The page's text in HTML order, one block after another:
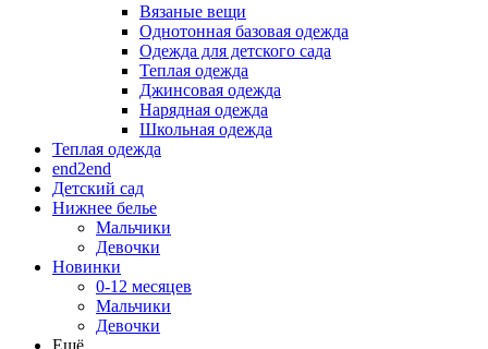
Вязаные вещи
Однотонная базовая одежда
Одежда для детского сада
Теплая одежда
Джинсовая одежда
Нарядная одежда
Школьная одежда
Теплая одежда
end2end
Детский сад
Нижнее белье
Мальчики
Девочки
Новинки
0-12 месяцев
Мальчики
Девочки
Ещё...